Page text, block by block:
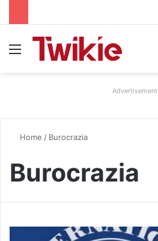
Advertisement
Home / Burocrazia
Burocrazia